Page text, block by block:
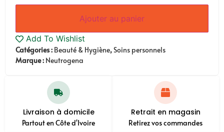
Ajouter au panier
Add To Wishlist
Catégories : Beauté & Hygiène,Soins personnels
Marque : Neutrogena
Livraison à domicile
Partout en Côte d'Ivoire
Retrait en magasin
Retirez vos commandes